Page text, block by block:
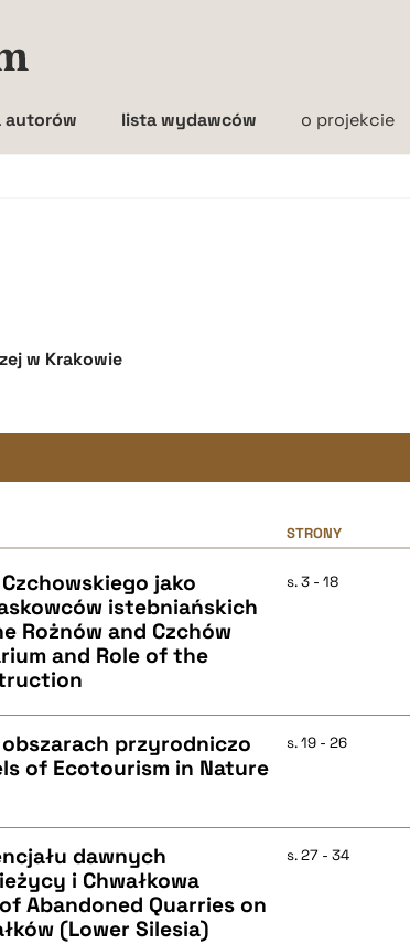
autorów lista wydawców o projekcie
w Krakowie
STRONY
jako
istebniańskich
Rożnów and Czchów
and Role of the
s. 3 - 18
przyrodniczo
of Ecotourism in Nature
s. 19 - 26
dawnych
i Chwałkowa
Abandoned Quarries on
(Lower Silesia)
s. 27 - 34